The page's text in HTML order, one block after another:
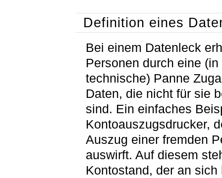
Definition eines
Bei einem Datenleck
Personen durch eine
technische) Panne
Daten, die nicht für sie
sind. Ein einfaches
Kontoauszugsdrucker,
Auszug einer fremden
auswirft. Auf diesem
Kontostand, der an sich